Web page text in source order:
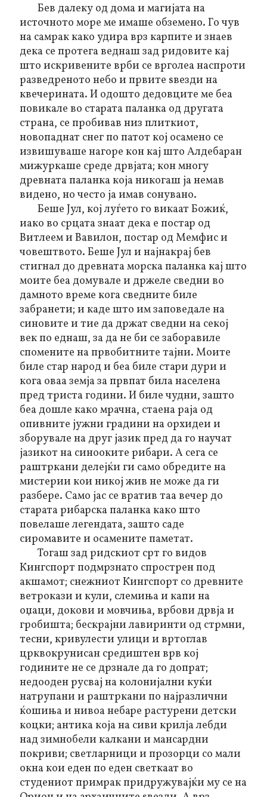
Бев далеку од дома и магијата на
источното мореме имаше обземено. Го чув
на самрак како удира врз карпите и знаев
дека се протега веднаш зад ридовите кај
што искривените врби се врголеа наспроти
разведреното небо и првите ѕвезди на
квечерината. И одошто дедовците ме беа
повикале во старата паланка од другата
страна, се пробивав низ плиткиот,
новопаднат снег по патот кој осамено се
извишуваше нагоре кон кај што Алдебаран
мижуркаше среде дрвјата; кон многу
древната паланка која никогаш ја немав
видено, но често ја имав сонувано.
Беше Јул, кој луѓето го викаат Божиќ,
иако во срцата знаат дека е постар од
Витлеем и Вавилон, постар од Мемфис и
човештвото. Беше Јул и најнакрај бев
стигнал до древната морска паланка кај што
моите беа домувале и држеле сведни во
дамното време кога сведните биле
забранети; и каде што им заповедале на
синовите и тие да држат сведни на секој
век по еднаш, за да не би се заборавиле
спомените на првобитните тајни. Моите
биле стар народ и беа биле стари дури и
кога оваа земја за првпат била населена
пред триста години. И биле чудни, зашто
беа дошле како мрачна, стаена раја од
опивните јужни градини на орхидеи и
зборувале на друг јазик пред да го научат
јазикот на синооките рибари. А сега се
раштркани делејќи ги само обредите на
мистерии кои никој жив не може да ги
разбере. Само јас се вратив таа вечер до
старата рибарска паланка како што
повелаше легендата, зашто саде
сиромавите и осамените паметат.
Тогаш зад ридскиот срт го видов
Кингспорт подмрзнато спрострен под
акшамот; снежниот Кингспорт со древните
ветрокази и кули, слемиња и капи на
оџаци, докови и мовчиња, врбови дрвја и
гробишта; бескрајни лавиринти од стрмни,
тесни, кривулести улици и вртоглав
црквокрунисан средиштен врв кој
годините не се дрзнале да го допрат;
недооден русвај на колонијални куќи
натрупани и раштркани по најразлични
ќошиња и нивоа небаре растурени детски
коцки; антика која на сиви крилја лебди
над зимнобели калкани и мансардни
покриви; светларници и прозорци со мали
окна кои еден по еден светкаат во
студениот примрак придружувајќи му се на